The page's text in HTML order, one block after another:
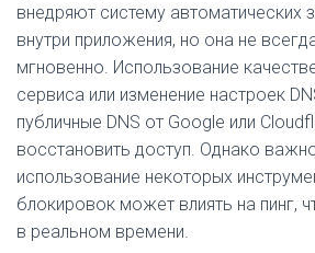
внедряют систему автоматических
внутри приложения, но она не
мгновенно. Использование
сервиса или изменение настроек
публичные DNS от Google или
восстановить доступ. Однако
использование некоторых
блокировок может влиять на пинг,
в реальном времени.